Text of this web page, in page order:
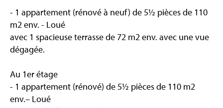
- 1 appartement (rénové à neuf) de 5½ pièces de 110
m2 env. - Loué
avec 1 spacieuse terrasse de 72 m2 env. avec une vue
dégagée.
Au 1er étage
- 1 appartement (rénové) de 5½ pièces de 110 m2
env.– Loué